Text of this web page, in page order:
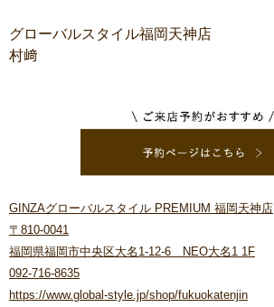
グローバルスタイル福岡天神店
村﨑
GINZAグローバルスタイル PREMIUM 福岡天神店
〒810-0041
福岡県福岡市中央区大名1-12-6 NEO大名1 1F
092-716-8635
https://www.global-style.jp/shop/fukuokatenjin